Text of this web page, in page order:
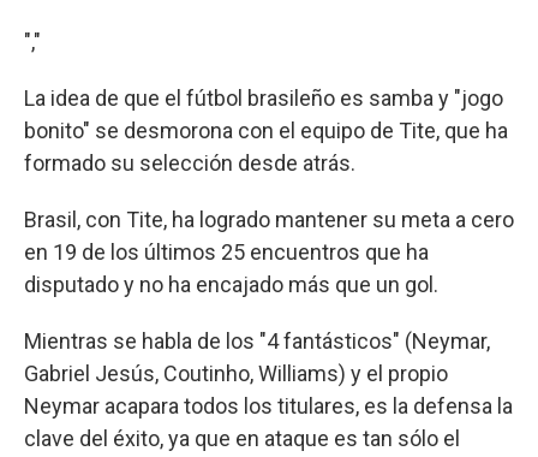
","
La idea de que el fútbol brasileño es samba y "jogo
bonito" se desmorona con el equipo de Tite, que ha
formado su selección desde atrás.
Brasil, con Tite, ha logrado mantener su meta a cero
en 19 de los últimos 25 encuentros que ha
disputado y no ha encajado más que un gol.
Mientras se habla de los "4 fantásticos" (Neymar,
Gabriel Jesús, Coutinho, Williams) y el propio
Neymar acapara todos los titulares, es la defensa la
clave del éxito, ya que en ataque es tan sólo el